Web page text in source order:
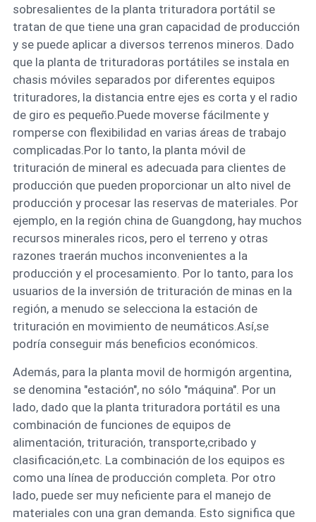
sobresalientes de la planta trituradora portátil se
tratan de que tiene una gran capacidad de producción
y se puede aplicar a diversos terrenos mineros. Dado
que la planta de trituradoras portátiles se instala en
chasis móviles separados por diferentes equipos
trituradores, la distancia entre ejes es corta y el radio
de giro es pequeño.Puede moverse fácilmente y
romperse con flexibilidad en varias áreas de trabajo
complicadas.Por lo tanto, la planta móvil de
trituración de mineral es adecuada para clientes de
producción que pueden proporcionar un alto nivel de
producción y procesar las reservas de materiales. Por
ejemplo, en la región china de Guangdong, hay muchos
recursos minerales ricos, pero el terreno y otras
razones traerán muchos inconvenientes a la
producción y el procesamiento. Por lo tanto, para los
usuarios de la inversión de trituración de minas en la
región, a menudo se selecciona la estación de
trituración en movimiento de neumáticos.Así,se
podría conseguir más beneficios económicos.
Además, para la planta movil de hormigón argentina,
se denomina "estación", no sólo "máquina". Por un
lado, dado que la planta trituradora portátil es una
combinación de funciones de equipos de
alimentación, trituración, transporte,cribado y
clasificación,etc. La combinación de los equipos es
como una línea de producción completa. Por otro
lado, puede ser muy neficiente para el manejo de
materiales con una gran demanda. Esto significa que